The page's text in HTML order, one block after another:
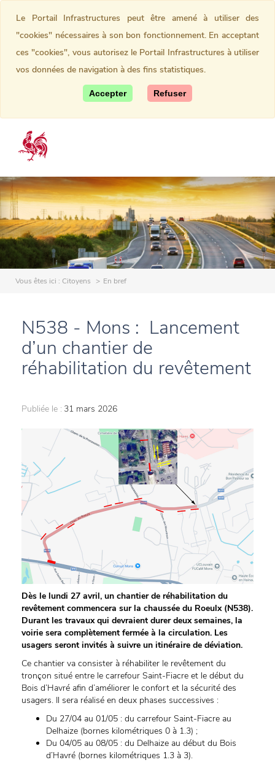
Vous êtes ici : Citoyens En bref
N538 - Mons : Lancement
d’un chantier de
réhabilitation du revêtement
Publiée le : 31 mars 2026
Dès le lundi 27 avril, un chantier de réhabilitation du
revêtement commencera sur la chaussée du Roeulx (N538).
Durant les travaux qui devraient durer deux semaines, la
voirie sera complètement fermée à la circulation. Les
usagers seront invités à suivre un itinéraire de déviation.
Ce chantier va consister à réhabiliter le revêtement du
tronçon situé entre le carrefour Saint-Fiacre et le début du
Bois d’Havré afin d’améliorer le confort et la sécurité des
usagers. Il sera réalisé en deux phases successives :
Du 27/04 au 01/05 : du carrefour Saint-Fiacre au
Delhaize (bornes kilométriques 0 à 1.3) ;
Du 04/05 au 08/05 : du Delhaize au début du Bois
d’Havré (bornes kilométriques 1.3 à 3).
Le Portail Infrastructures peut être amené à utiliser des
"cookies" nécessaires à son bon fonctionnement. En acceptant
ces "cookies", vous autorisez le Portail Infrastructures à utiliser
vos données de navigation à des fins statistiques.
Accepter Refuser